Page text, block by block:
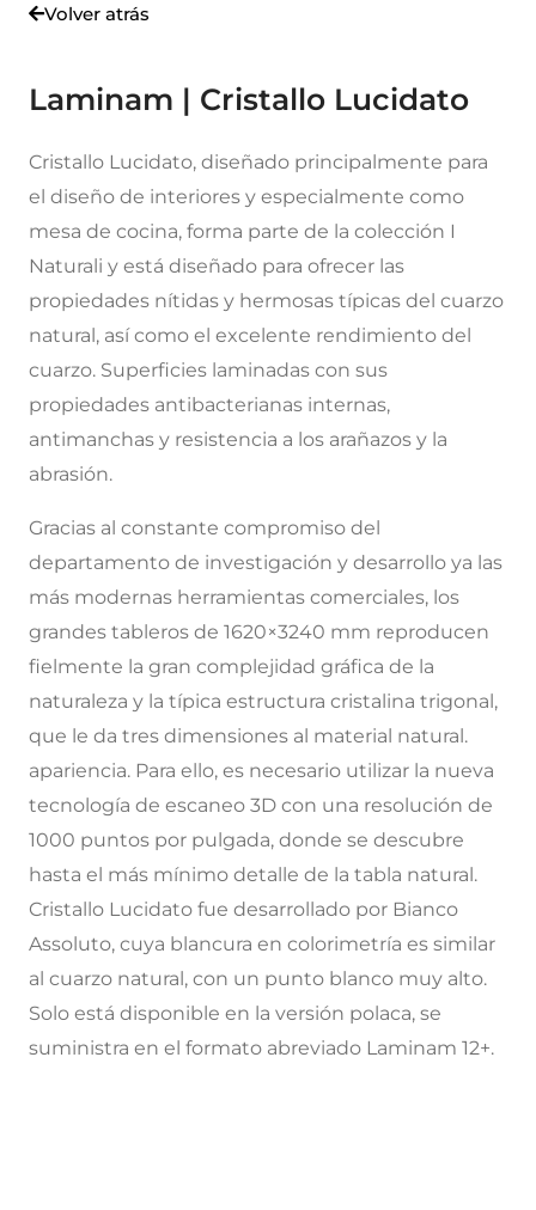
Volver atrás
Laminam | Cristallo Lucidato
Cristallo Lucidato, diseñado principalmente para
el diseño de interiores y especialmente como
mesa de cocina, forma parte de la colección I
Naturali y está diseñado para ofrecer las
propiedades nítidas y hermosas típicas del cuarzo
natural, así como el excelente rendimiento del
cuarzo. Superficies laminadas con sus
propiedades antibacterianas internas,
antimanchas y resistencia a los arañazos y la
abrasión.
Gracias al constante compromiso del
departamento de investigación y desarrollo ya las
más modernas herramientas comerciales, los
grandes tableros de 1620×3240 mm reproducen
fielmente la gran complejidad gráfica de la
naturaleza y la típica estructura cristalina trigonal,
que le da tres dimensiones al material natural.
apariencia. Para ello, es necesario utilizar la nueva
tecnología de escaneo 3D con una resolución de
1000 puntos por pulgada, donde se descubre
hasta el más mínimo detalle de la tabla natural.
Cristallo Lucidato fue desarrollado por Bianco
Assoluto, cuya blancura en colorimetría es similar
al cuarzo natural, con un punto blanco muy alto.
Solo está disponible en la versión polaca, se
suministra en el formato abreviado Laminam 12+.